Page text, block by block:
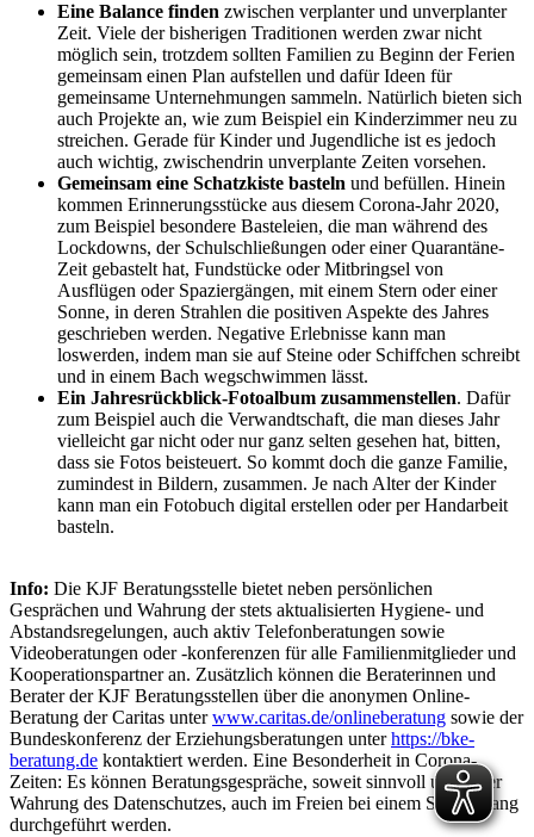
Eine Balance finden zwischen verplanter und unverplanter
Zeit. Viele der bisherigen Traditionen werden zwar nicht
möglich sein, trotzdem sollten Familien zu Beginn der Ferien
gemeinsam einen Plan aufstellen und dafür Ideen für
gemeinsame Unternehmungen sammeln. Natürlich bieten sich
auch Projekte an, wie zum Beispiel ein Kinderzimmer neu zu
streichen. Gerade für Kinder und Jugendliche ist es jedoch
auch wichtig, zwischendrin unverplante Zeiten vorsehen.
Gemeinsam eine Schatzkiste basteln und befüllen. Hinein
kommen Erinnerungsstücke aus diesem Corona-Jahr 2020,
zum Beispiel besondere Basteleien, die man während des
Lockdowns, der Schulschließungen oder einer Quarantäne-
Zeit gebastelt hat, Fundstücke oder Mitbringsel von
Ausflügen oder Spaziergängen, mit einem Stern oder einer
Sonne, in deren Strahlen die positiven Aspekte des Jahres
geschrieben werden. Negative Erlebnisse kann man
loswerden, indem man sie auf Steine oder Schiffchen schreibt
und in einem Bach wegschwimmen lässt.
Ein Jahresrückblick-Fotoalbum zusammenstellen. Dafür
zum Beispiel auch die Verwandtschaft, die man dieses Jahr
vielleicht gar nicht oder nur ganz selten gesehen hat, bitten,
dass sie Fotos beisteuert. So kommt doch die ganze Familie,
zumindest in Bildern, zusammen. Je nach Alter der Kinder
kann man ein Fotobuch digital erstellen oder per Handarbeit
basteln.
Info: Die KJF Beratungsstelle bietet neben persönlichen
Gesprächen und Wahrung der stets aktualisierten Hygiene- und
Abstandsregelungen, auch aktiv Telefonberatungen sowie
Videoberatungen oder -konferenzen für alle Familienmitglieder und
Kooperationspartner an. Zusätzlich können die Beraterinnen und
Berater der KJF Beratungsstellen über die anonymen Online-
Beratung der Caritas unterwww.caritas.de/onlineberatung sowie der
Bundeskonferenz der Erziehungsberatungen unterhttps://bke-
beratung.de kontaktiert werden. Eine Besonderheit in Corona-
Zeiten: Es können Beratungsgespräche, soweit sinnvoll und unter
Wahrung des Datenschutzes, auch im Freien bei einem Spaziergang
durchgeführt werden.